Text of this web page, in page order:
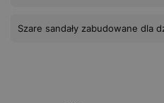
Szare sandały zabudowane dla